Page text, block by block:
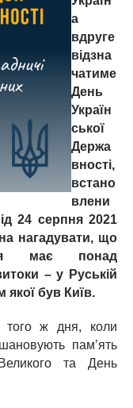
а
вдруге
відзна
чатиме
День
Україн
ської
Держа
вності,
встано
влени
24 серпня 2021
нагадувати, що
має понад
– у Руській
якої був Київ.
того ж дня, коли
памʼять
та День